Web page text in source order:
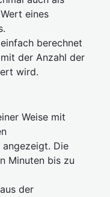
eines
berechnet
der Anzahl der
wird.
Weise mit
Die
Minuten bis zu
der